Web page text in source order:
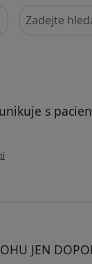
Hledejte v
s
Pacient
JEN